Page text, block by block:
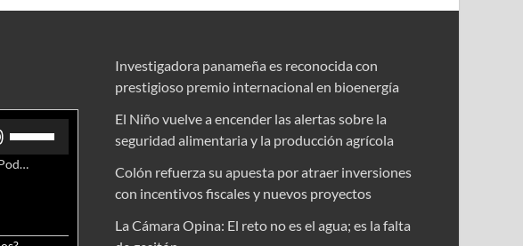
teclas
para
En este primer episodio de Del Inbox al Podcast, analizamos junto al abogado Jonathan Brown las nuevas conductas delictivas cibernéticas y la necesidad de hacer modificaciones al Código Penal.
Investigadora panameña es reconocida con
prestigioso premio internacional en bioenergía
El Niño vuelve a encender las alertas sobre la
seguridad alimentaria y la producción agrícola
Colón refuerza su apuesta por atraer inversiones
con incentivos fiscales y nuevos proyectos
La Cámara Opina: El reto no es el agua; es la falta